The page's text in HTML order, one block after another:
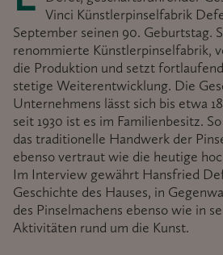
Vinci Künstlerpinselfabrik
September seinen 90. Geburtstag.
renommierte Künstlerpinselfabrik,
die Produktion und setzt
stetige Weiterentwicklung. Die
Unternehmens lässt sich bis etwa
seit 1930 ist es im Familienbesitz.
das traditionelle Handwerk der
ebenso vertraut wie die heutige
Im Interview gewährt Hansfried
Geschichte des Hauses, in
des Pinselmachens ebenso wie in
Aktivitäten rund um die Kunst.